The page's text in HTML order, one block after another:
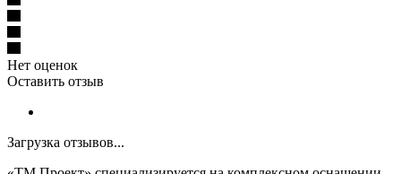
Нет оценок
Оставить отзыв
Загрузка отзывов...